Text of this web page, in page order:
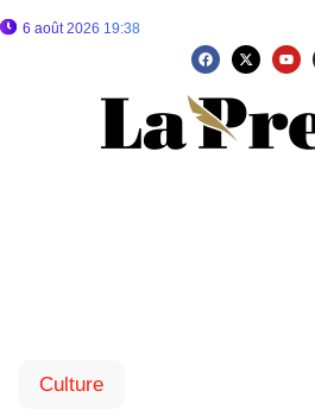
6 août 2026 19:38
Culture